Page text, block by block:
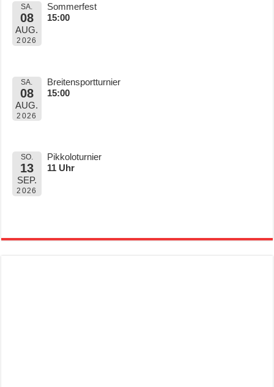
SA.
08
AUG.
2026
Sommerfest
15:00
SA.
08
AUG.
2026
Breitensportturnier
15:00
SO.
13
SEP.
2026
Pikkoloturnier
11 Uhr